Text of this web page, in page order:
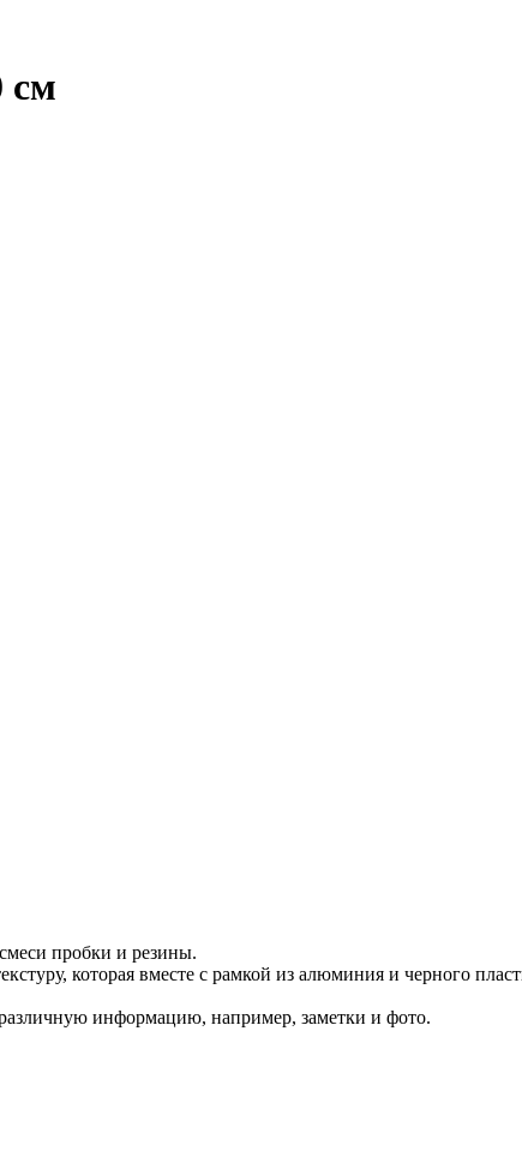
см
пробки и резины.
которая вместе с рамкой из алюминия и черного
информацию, например, заметки и фото.